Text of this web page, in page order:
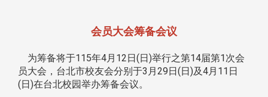
会员大会筹备会议
为筹备将于115年4月12日(日)举行之第14届第1次会
员大会，台北市校友会分别于3月29日(日)及4月11日
(日)在台北校园举办筹备会议。